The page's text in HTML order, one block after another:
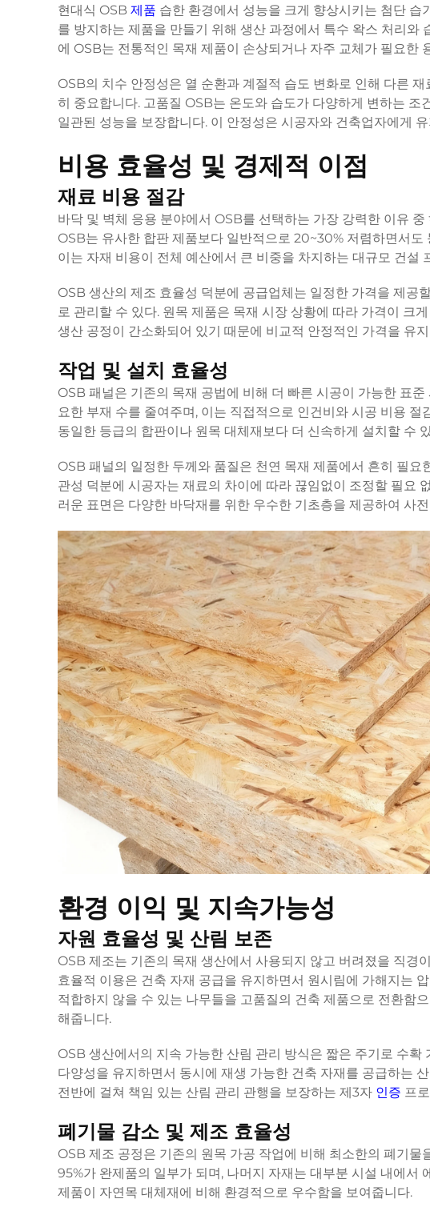
현대식 OSB 제품 습한 환경에서 성능을 크게 향상시키는 첨단
를 방지하는 제품을 만들기 위해 생산 과정에서 특수 왁스 처리와
에 OSB는 전통적인 목재 제품이 손상되거나 자주 교체가 필요한
OSB의 치수 안정성은 열 순환과 계절적 습도 변화로 인해 다른
히 중요합니다. 고품질 OSB는 온도와 습도가 다양하게 변하는
일관된 성능을 보장합니다. 이 안정성은 시공자와 건축업자에게
비용 효율성 및 경제적 이점
재료 비용 절감
바닥 및 벽체 응용 분야에서 OSB를 선택하는 가장 강력한 이유
OSB는 유사한 합판 제품보다 일반적으로 20~30% 저렴하면서
이는 자재 비용이 전체 예산에서 큰 비중을 차지하는 대규모 건설
OSB 생산의 제조 효율성 덕분에 공급업체는 일정한 가격을 제공
로 관리할 수 있다. 원목 제품은 목재 시장 상황에 따라 가격이 크
생산 공정이 간소화되어 있기 때문에 비교적 안정적인 가격을 유
작업 및 설치 효율성
OSB 패널은 기존의 목재 공법에 비해 더 빠른 시공이 가능한 표
요한 부재 수를 줄여주며, 이는 직접적으로 인건비와 시공 비용 절
동일한 등급의 합판이나 원목 대체재보다 더 신속하게 설치할 수
OSB 패널의 일정한 두께와 품질은 천연 목재 제품에서 흔히 필
관성 덕분에 시공자는 재료의 차이에 따라 끊임없이 조정할 필요
러운 표면은 다양한 바닥재를 위한 우수한 기초층을 제공하여 사
환경 이익 및 지속가능성
자원 효율성 및 산림 보존
OSB 제조는 기존의 목재 생산에서 사용되지 않고 버려졌을 직경
효율적 이용은 건축 자재 공급을 유지하면서 원시림에 가해지는
적합하지 않을 수 있는 나무들을 고품질의 건축 제품으로 전환함
해줍니다.
OSB 생산에서의 지속 가능한 산림 관리 방식은 짧은 주기로 수
다양성을 유지하면서 동시에 재생 가능한 건축 자재를 공급하는
전반에 걸쳐 책임 있는 산림 관리 관행을 보장하는 제3자 인증 프
폐기물 감소 및 제조 효율성
OSB 제조 공정은 기존의 원목 가공 작업에 비해 최소한의 폐기
95%가 완제품의 일부가 되며, 나머지 자재는 대부분 시설 내에서
제품이 자연목 대체재에 비해 환경적으로 우수함을 보여줍니다.